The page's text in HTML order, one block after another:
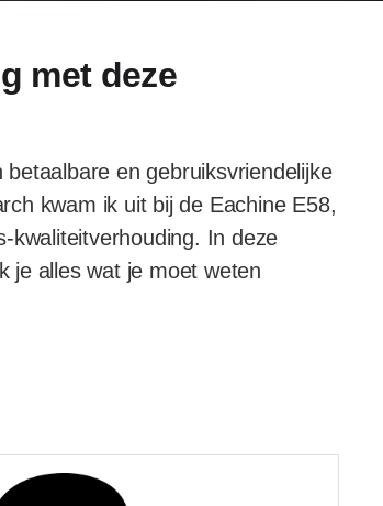
met deze
en gebruiksvriendelijke
kwam ik uit bij de Eachine E58,
kwaliteitverhouding. In deze
je alles wat je moet weten